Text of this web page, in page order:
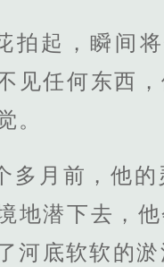
拍起，瞬间
见任何东西
。
多月前，他
地潜下去，
河底软软的淤